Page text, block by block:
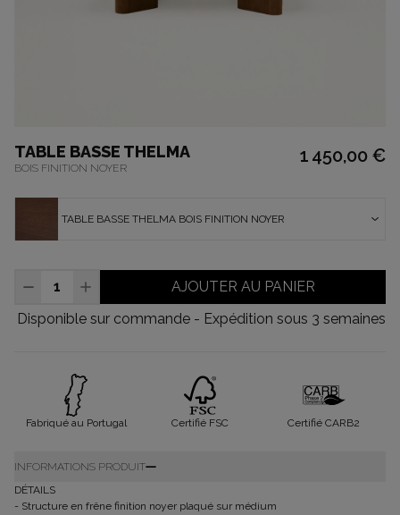
TABLE BASSE THELMA
BOIS FINITION NOYER
1 450,00 €
TABLE BASSE THELMA BOIS FINITION NOYER
AJOUTER AU PANIER
Disponible sur commande - Expédition sous 3 semaines
Fabriqué au Portugal Certifié FSC Certifié CARB2
INFORMATIONS PRODUIT
DÉTAILS
- Structure en frêne finition noyer plaqué sur médium